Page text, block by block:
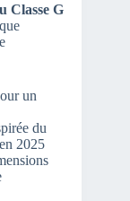
Classe G
un
du
2025